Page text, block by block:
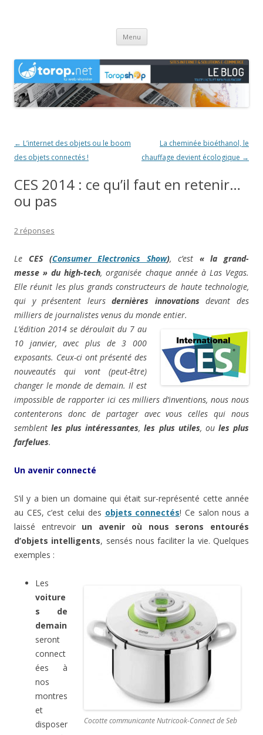
Menu Aller
contenu
Navigation
des
← L’internet des objets ou le boom
des objets connectés !
La cheminée bioéthanol, le
chauffage devient écologique →
CES 2014 : ce qu’il faut en retenir…
ou pas
2 réponses
Le CES (Consumer Electronics Show), c’est « la grand-
messe » du high-tech, organisée chaque année à Las Vegas.
Elle réunit les plus grands constructeurs de haute technologie,
qui y présentent leursdernières innovations devant des
milliers de journalistes venus du monde entier.
L’édition 2014 se déroulait du 7 au
10 janvier, avec plus de 3 000
exposants. Ceux-ci ont présenté des
nouveautés qui vont (peut-être)
changer le monde de demain. Il est
impossible de rapporter ici ces milliers d’inventions, nous nous
contenterons donc de partager avec vous celles qui nous
semblent les plus intéressantes,les plus utiles, ou les plus
farfelues.
Un avenir connecté
S’il y a bien un domaine qui était sur-représenté cette année
au CES, c’est celui des objets connectés! Ce salon nous a
laissé entrevoirun avenir où nous serons entourés
d’objets intelligents, sensés nous faciliter la vie. Quelques
exemples :
Cocotte communicante Nutricook-Connect de Seb
Les
voiture
s de
demain
seront
connect
ées à
nos
montres
et
disposer